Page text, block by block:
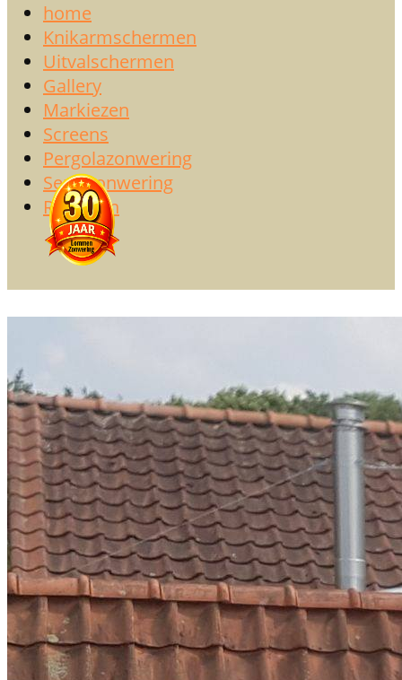
home
Knikarmschermen
Uitvalschermen
Gallery
Markiezen
Screens
Pergolazonwering
Serrezonwering
Rolluiken